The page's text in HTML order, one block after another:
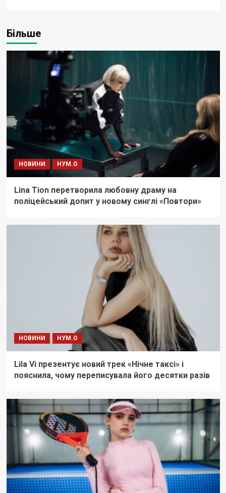
Більше
НОВИНИ НУМ.О
Lina Tion перетворила любовну драму на
поліцейський допит у новому синглі «Повтори»
НОВИНИ НУМ.О
Lila Vi презентує новий трек «Нічне таксі» і
пояснила, чому переписувала його десятки разів